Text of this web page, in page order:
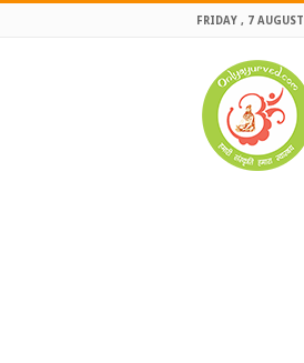
FRIDAY , 7